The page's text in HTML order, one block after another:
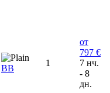
ВВ
1
от
797 €
7 нч.
- 8
дн.